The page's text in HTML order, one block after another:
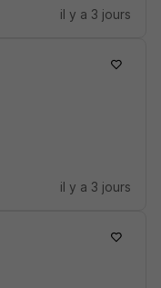
il y a 3 jours
il y a 3 jours